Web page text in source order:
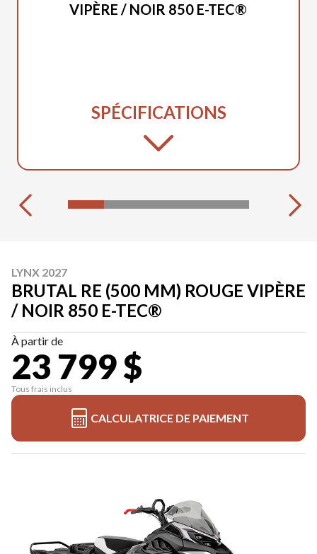
VIPÈRE / NOIR 850 E-TEC®
SPÉCIFICATIONS
LYNX 2027
BRUTAL RE (500 MM) ROUGE VIPÈRE
/ NOIR 850 E-TEC®
À partir de
23 799 $
Tous frais inclus
CALCULATRICE DE PAIEMENT